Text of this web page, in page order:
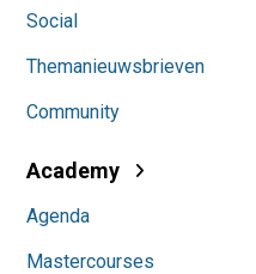
Social
Themanieuwsbrieven
Community
Academy
Agenda
Mastercourses